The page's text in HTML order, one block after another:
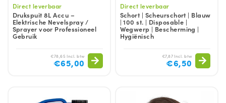
Direct leverbaar
Drukspuit 8L Accu –
Elektrische Nevelspray /
Sprayer voor Professioneel
Gebruik
€78,65 Incl. btw
€65,00
Direct leverbaar
Schort | Scheurschort | Blauw
| 100 st. | Disposable |
Wegwerp | Bescherming |
Hygiënisch
€7,87 Incl. btw
€6,50